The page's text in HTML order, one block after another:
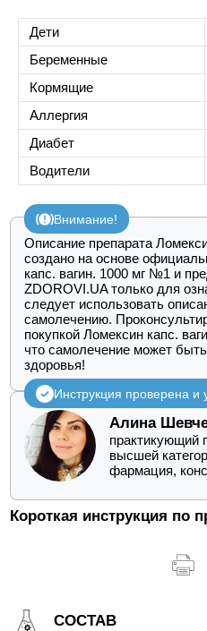
Дети
Беременные
Кормящие
Аллергия
Диабет
Водители
Внимание!
Описание препарата
создано на основе
капс. вагин. 1000 мг №1 и
ZDOROVI.UA только для
следует использовать
самолечению.
покупкой Ломексин капс.
что самолечение может
здоровья!
Инструкция проверена и
Алина
практикующий
высшей
фармация,
Короткая инструкция по
СОСТАВ